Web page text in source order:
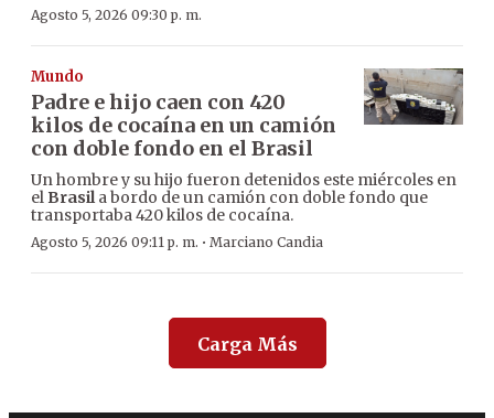
Agosto 5, 2026 09:30 p. m.
Mundo
Padre e hijo caen con 420
kilos de cocaína en un camión
con doble fondo en el Brasil
Un hombre y su hijo fueron detenidos este miércoles en
el Brasila bordo de un camión con doble fondo que
transportaba 420 kilos de cocaína.
Agosto 5, 2026 09:11 p. m. · Marciano Candia
Carga Más